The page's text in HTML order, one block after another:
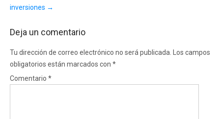
inversiones →
Deja un comentario
Tu dirección de correo electrónico no será publicada.
Los campos
obligatorios están marcados con *
Comentario *